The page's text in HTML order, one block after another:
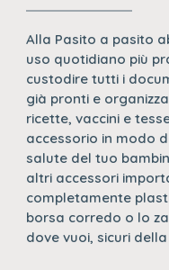
Alla Pasito a pasito
uso quotidiano più
custodire tutti i
già pronti e
ricette, vaccini e
accessorio in modo
salute del tuo
altri accessori
completamente
borsa corredo o lo
dove vuoi, sicuri